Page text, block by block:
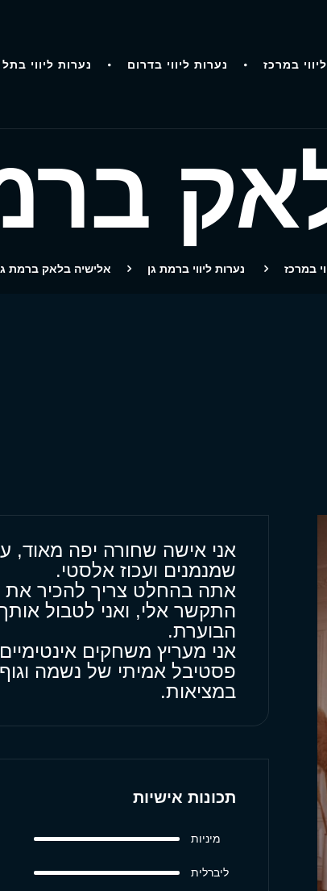
נערות ליווי נערות ליווי בדרום במרכז
במרכז נערות ליווי ברמת גן אלישיה בלאק ברמת
אני אישה שחורה יפה מאוד,
שמנמנים ועכוז אלסטי.
אתה בהחלט צריך להכיר
התקשר אלי, ואני לטבול
הבוערת.
אני מעריץ משחקים
פסטיבל אמיתי של נשמה
במציאות.
תכונות אישיות
מיניות
ליברלית